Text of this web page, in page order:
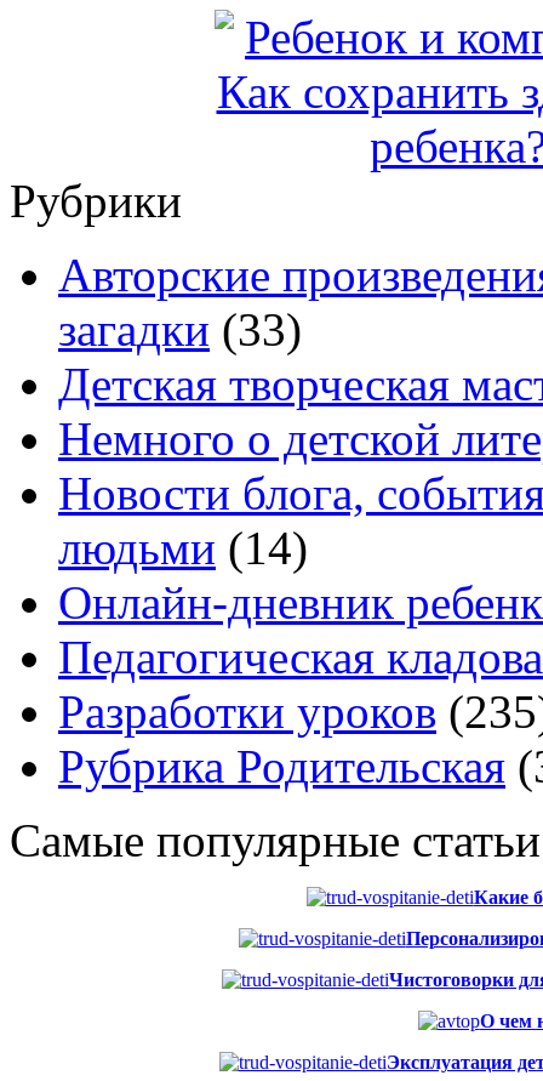
Рубрики
Авторские
загадки (33)
Детская творческая
Немного о детской
Новости блога,
людьми (14)
Онлайн-дневник
Педагогическая
Разработки уроков
Рубрика Родительская
Самые популярные
Какие
Чистоговорки
О чем
Эксплуатация